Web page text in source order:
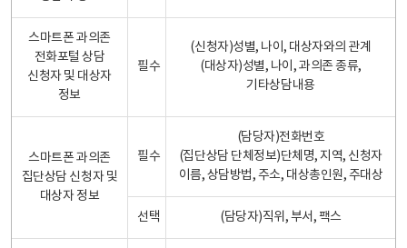
스마트폰 과의존
전화포털 상담
신청자 및 대상자
정보
필수
(신청자)성별, 나이, 대상자와의 관계
(대상자)성별, 나이, 과의존 종류,
기타상담내용
스마트폰 과의존
집단상담 신청자 및
대상자 정보
필수
(담당자)전화번호
(집단상담 단체정보)단체명, 지역, 신청자
이름, 상담방법, 주소, 대상총인원, 주대상
선택 (담당자)직위, 부서, 팩스